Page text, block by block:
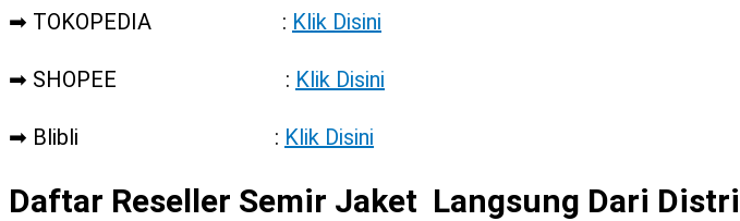
➡ TOKOPEDIA : Klik Disini
➡ SHOPEE : Klik Disini
➡ Blibli : Klik Disini
Daftar Reseller Semir Jaket Langsung Dari